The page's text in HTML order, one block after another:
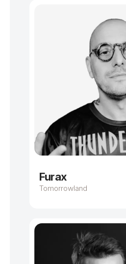
Furax
Tomorrowland